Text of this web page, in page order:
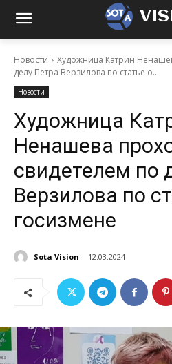
Новости
Художница Катрин
делу Петра Верзилова по статье о...
Новости
Художница
Ненашева
свидетелем по
Верзилова по
госизмене
Sota Vision 12.03.2024